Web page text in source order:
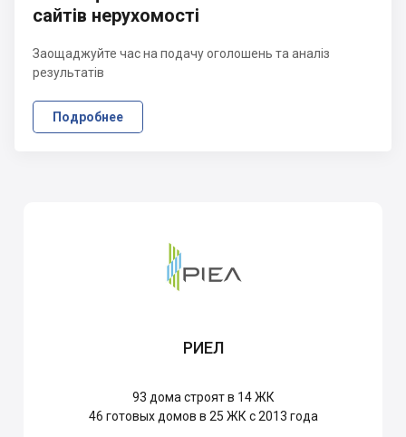
сайтів нерухомості
Заощаджуйте час на подачу оголошень та аналіз
результатів
Подробнее
РИЕЛ
93 дома строят в 14 ЖК
46 готовых домов в 25 ЖК с 2013 года